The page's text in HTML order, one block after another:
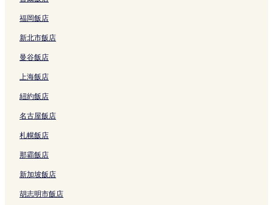
福岡飯店
新北市飯店
曼谷飯店
上海飯店
紐約飯店
名古屋飯店
札幌飯店
那霸飯店
新加坡飯店
胡志明市飯店